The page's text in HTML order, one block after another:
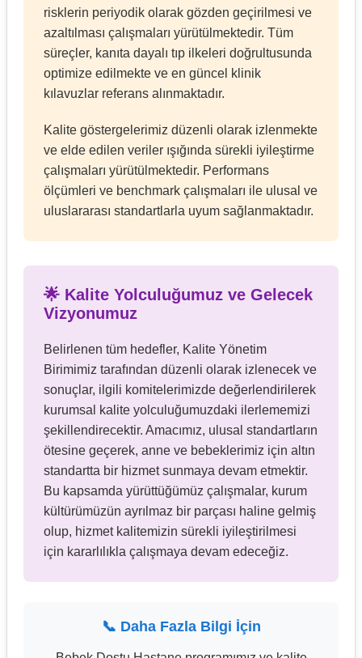
risklerin periyodik olarak gözden geçirilmesi ve
azaltılması çalışmaları yürütülmektedir. Tüm
süreçler, kanıta dayalı tıp ilkeleri doğrultusunda
optimize edilmekte ve en güncel klinik
kılavuzlar referans alınmaktadır.
Kalite göstergelerimiz düzenli olarak izlenmekte
ve elde edilen veriler ışığında sürekli iyileştirme
çalışmaları yürütülmektedir. Performans
ölçümleri ve benchmark çalışmaları ile ulusal ve
uluslararası standartlarla uyum sağlanmaktadır.
🌟 Kalite Yolculuğumuz ve Gelecek
Vizyonumuz
Belirlenen tüm hedefler, Kalite Yönetim
Birimimiz tarafından düzenli olarak izlenecek ve
sonuçlar, ilgili komitelerimizde değerlendirilerek
kurumsal kalite yolculuğumuzdaki ilerlememizi
şekillendirecektir. Amacımız, ulusal standartların
ötesine geçerek, anne ve bebeklerimiz için altın
standartta bir hizmet sunmaya devam etmektir.
Bu kapsamda yürüttüğümüz çalışmalar, kurum
kültürümüzün ayrılmaz bir parçası haline gelmiş
olup, hizmet kalitemizin sürekli iyileştirilmesi
için kararlılıkla çalışmaya devam edeceğiz.
📞 Daha Fazla Bilgi İçin